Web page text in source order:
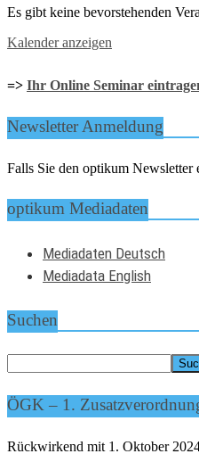
Es gibt keine bevorstehenden
Kalender anzeigen
=> Ihr Online Seminar
Newsletter Anmeldung
Falls Sie den optikum Newsletter
optikum Mediadaten
Mediadaten Deutsch
Mediadata English
Suchen
ÖGK – 1.
Rückwirkend mit 1. Oktober